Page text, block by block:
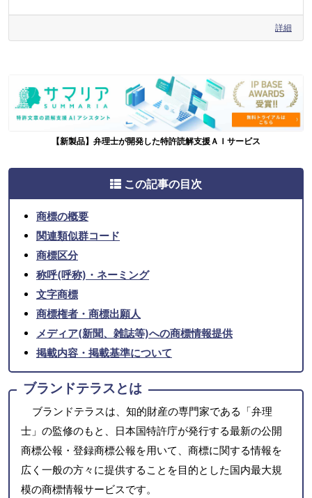
詳細
【新製品】弁理士が開発した特許読解支援ＡＩサービス
この記事の目次
商標の概要
関連類似群コード
商標区分
称呼(呼称)・ネーミング
文字商標
商標権者・商標出願人
メディア(新聞、雑誌等)への商標情報提供
掲載内容・掲載基準について
ブランドテラスとは
ブランドテラスは、知的財産の専門家である「弁理
士」の監修のもと、日本国特許庁が発行する最新の公開
商標公報・登録商標公報を用いて、商標に関する情報を
広く一般の方々に提供することを目的とした国内最大規
模の商標情報サービスです。